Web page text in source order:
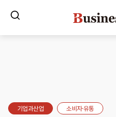
기업과산업 소비자·유통